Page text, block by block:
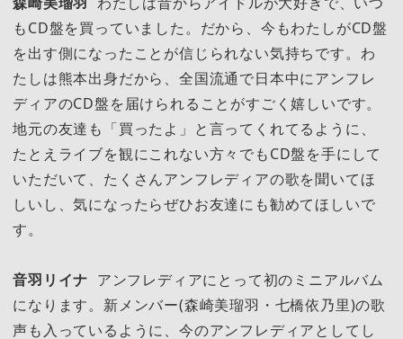
もCD盤を買っていました。だから、今もわたしがCD盤
を出す側になったことが信じられない気持ちです。わ
たしは熊本出身だから、全国流通で日本中にアンフレ
ディアのCD盤を届けられることがすごく嬉しいです。
地元の友達も「買ったよ」と言ってくれてるように、
たとえライブを観にこれない方々でもCD盤を手にして
いただいて、たくさんアンフレディアの歌を聞いてほ
しいし、気になったらぜひお友達にも勧めてほしいで
す。
音羽リイナ アンフレディアにとって初のミニアルバム
になります。新メンバー(森崎美瑠羽・七橋依乃里)の歌
声も入っているように、今のアンフレディアとしてし